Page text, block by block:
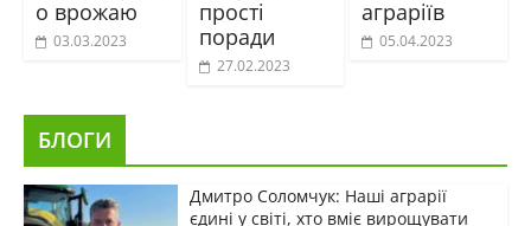
о врожаю
03.03.2023
прості
поради
27.02.2023
аграріїв
05.04.2023
БЛОГИ
Дмитро Соломчук: Наші аграрії
єдині у світі, хто вміє вирощувати